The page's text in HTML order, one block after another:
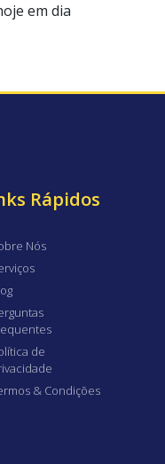
em dia
Rápidos
Nós
de
& Condições